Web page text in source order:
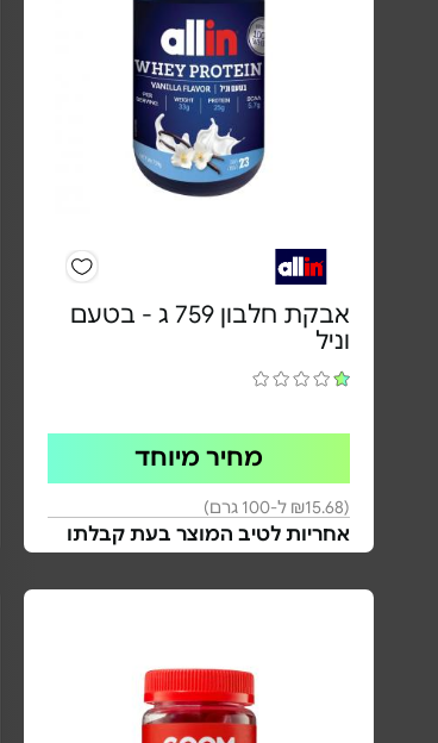
אבקת חלבון 759 ג - בטעם
וניל
מחיר מיוחד
(₪15.68 ל-100 גרם)
אחריות לטיב המוצר בעת קבלתו